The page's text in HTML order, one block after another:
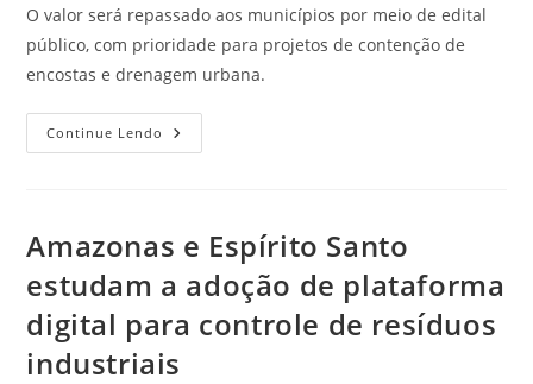
O valor será repassado aos municípios por meio de edital
público, com prioridade para projetos de contenção de
encostas e drenagem urbana.
Continue Lendo
Amazonas e Espírito Santo
estudam a adoção de plataforma
digital para controle de resíduos
industriais